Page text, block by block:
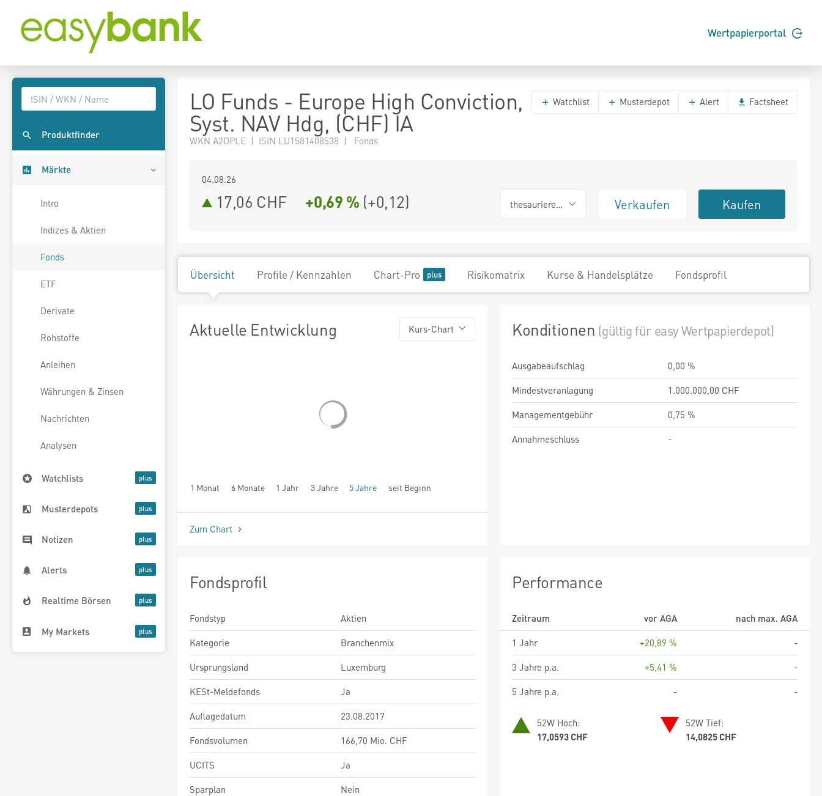
Wertpapierportal
Produktfinder
Märkte
Intro
Indizes & Aktien
Fonds
ETF
Derivate
Rohstoffe
Anleihen
Währungen & Zinsen
Nachrichten
Analysen
Watchlists
Musterdepots
Notizen
Alerts
Realtime Börsen
My Markets
LO Funds - Europe High Conviction,
Syst. NAV Hdg, (CHF) IA
WKN A2DPLE | ISIN LU1581408538 | Fonds
Watchlist Musterdepot Alert Factsheet
04.08.26
17,06 CHF +0,69 % (+0,12) thesaurierend Verkaufen Kaufen
Übersicht Profile / Kennzahlen Chart-Pro Risikomatrix Kurse & Handelsplätze Fondsprofil
Aktuelle Entwicklung Kurs-Chart
1 Monat 6 Monate 1 Jahr 3 Jahre 5 Jahre seit Beginn
Zum Chart
Konditionen (gültig für easy Wertpapierdepot)
Ausgabeaufschlag
0,00 %
Mindestveranlagung
1.000.000,00 CHF
Managementgebühr
0,75 %
Annahmeschluss
-
Fondsprofil
Fondstyp
Aktien
Kategorie
Branchenmix
Ursprungsland
Luxemburg
KESt-Meldefonds
Ja
Auflagedatum
23.08.2017
Fondsvolumen
166,70 Mio. CHF
UCITS
Ja
Sparplan
Nein
Performance
Zeitraum vor AGA
nach max. AGA
1 Jahr
+20,89 %
-
3 Jahre p.a.
+5,41 %
-
5 Jahre p.a.
- -
52W Hoch:
17,0593 CHF
52W Tief:
14,0825 CHF